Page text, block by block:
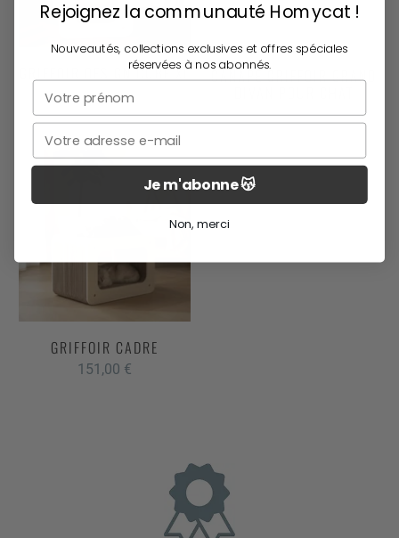
GRIFFOIR DESIGN CUBE XL
149,00€
CANAPÉ GRIFFOIR GRAND
109,00€
GRIFFOIR CADRE
151,00 €
Rejoignez la communauté Homycat !
Nouveautés, collections exclusives et offres spéciales
réservées à nos abonnés.
Prénom
Email
Je m'abonne 😽
Non, merci